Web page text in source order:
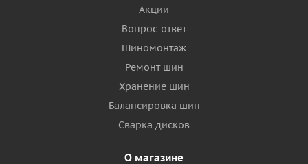
Акции
Вопрос-ответ
Шиномонтаж
Ремонт шин
Хранение шин
Балансировка шин
Сварка дисков
О магазине